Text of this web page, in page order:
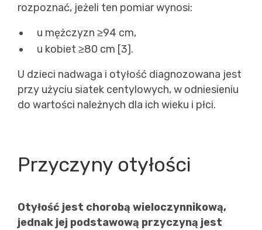
rozpoznać, jeżeli ten pomiar wynosi:
u mężczyzn ≥94 cm,
u kobiet ≥80 cm [3].
U dzieci nadwaga i otyłość diagnozowana jest
przy użyciu siatek centylowych, w odniesieniu
do wartości należnych dla ich wieku i płci.
Przyczyny otyłości
Otyłość jest chorobą wieloczynnikową,
jednak jej podstawową przyczyną jest